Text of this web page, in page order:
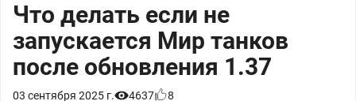
Что делать если не
запускается Мир танков
после обновления 1.37
03 сентября 2025 г. 4637 8